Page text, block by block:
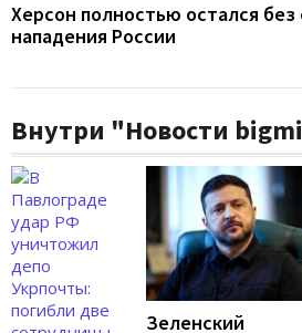
Херсон полностью остался без
нападения России
Внутри "Новости
Зеленский